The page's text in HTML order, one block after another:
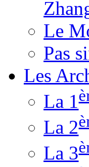
Le
Pas
Les
La 1
La 2
La 3